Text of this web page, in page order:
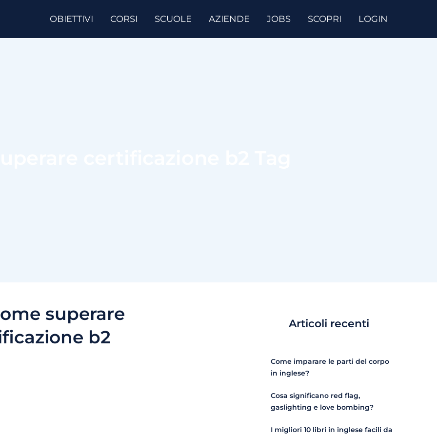
OBIETTIVI CORSI SCUOLE AZIENDE JOBS SCOPRI LOGIN
superare
b2
Articoli recenti
Come imparare le parti del corpo
in inglese?
Cosa significano red flag,
gaslighting e love bombing?
I migliori 10 libri in inglese facili da